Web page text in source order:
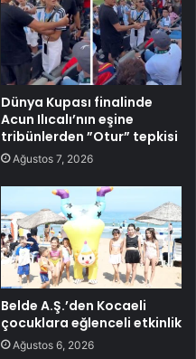
Dünya Kupası finalinde
Acun Ilıcalı’nın eşine
tribünlerden ”Otur” tepkisi
Ağustos 7, 2026
Belde A.Ş.’den Kocaeli
çocuklara eğlenceli etkinlik
Ağustos 6, 2026